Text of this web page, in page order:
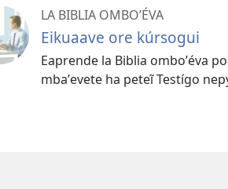
LA BIBLIA OMBOʼÉVA
Eikuaave ore kúrsogui
Eaprende la Biblia omboʼéva
mbaʼevete ha peteĩ Testígo